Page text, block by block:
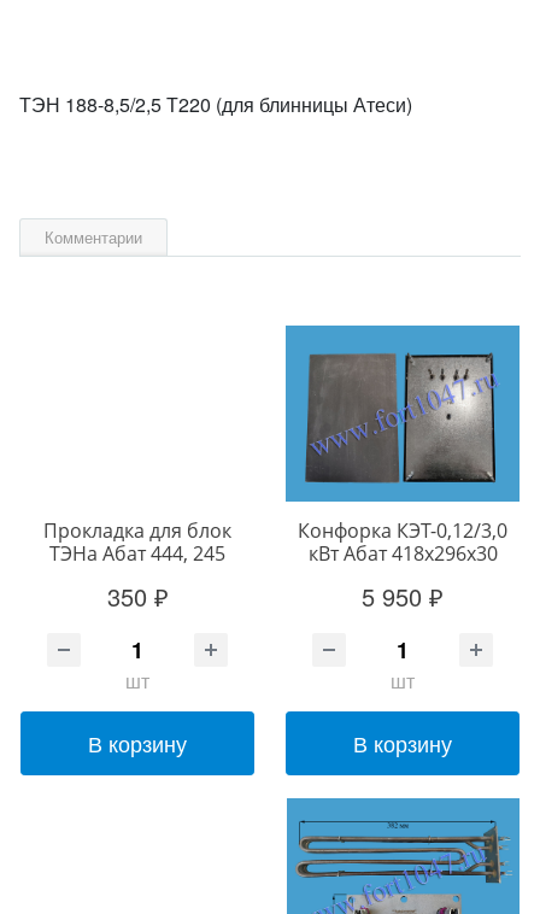
ТЭН 188-8,5/2,5 Т220 (для блинницы Атеси)
Комментарии
Прокладка для блок
ТЭНа Абат 444, 245
350 ₽
шт
В корзину
Конфорка КЭТ-0,12/3,0
кВт Абат 418х296х30
5 950 ₽
шт
В корзину